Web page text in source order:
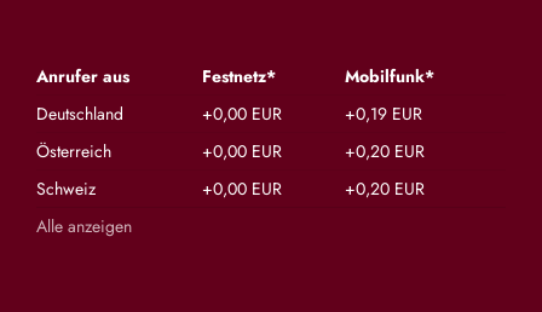
Anrufer aus Festnetz*
Mobilfunk*
Deutschland
+0,00 EUR
+0,19 EUR
Österreich
+0,00 EUR
+0,20 EUR
Schweiz
+0,00 EUR
+0,20 EUR
Alle anzeigen